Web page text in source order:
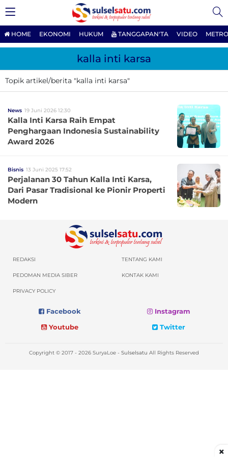
HOME EKONOMI HUKUM TANGGAPAN'TA VIDEO
kalla inti karsa
Topik artikel/berita "kalla inti karsa"
News 19 Juni 2026 12:30
Kalla Inti Karsa Raih Empat
Penghargaan Indonesia Sustainability
Award 2026
Bisnis 13 Juni 2025 17:52
Perjalanan 30 Tahun Kalla Inti Karsa,
Dari Pasar Tradisional ke Pionir Properti
Modern
REDAKSI TENTANG KAMI
PEDOMAN MEDIA SIBER KONTAK KAMI
PRIVACY POLICY
Facebook
Instagram
Youtube
Twitter
Copyright © 2017 - 2026 SuryaLoe - Sulselsatu All Rights Reserved
×